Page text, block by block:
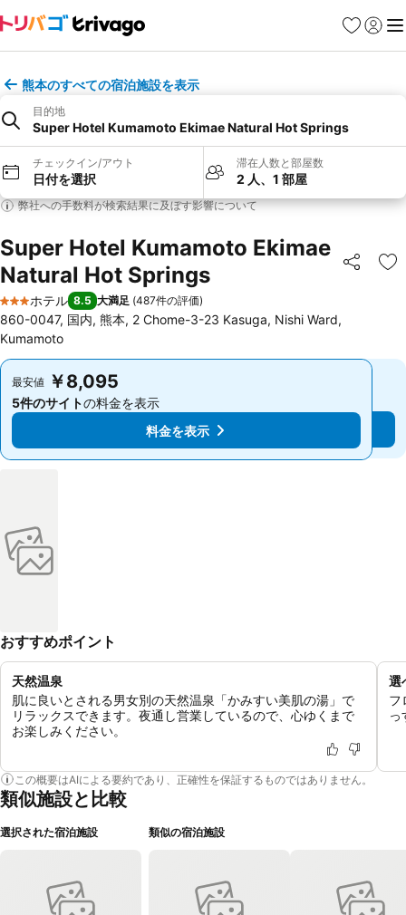
お気に入り
ログイ
メ
熊本のすべての宿泊施設を表示
目的地
Super Hotel Kumamoto Ekimae Natural Hot Springs
チェックイン/アウト
日付を選択
滞在人数と部屋数
2 人、1 部屋
弊社への手数料が検索結果に及ぼす影響について
Super Hotel Kumamoto Ekimae
Natural Hot Springs
シェア お
3 ホテルのランク
ホテル 8.5 大満足 (487件の評価)
860-0047, 国内, 熊本, 2 Chome-3-23 Kasuga, Nishi Ward,
Kumamoto
最安値 ￥8,095
5件のサイトの料金を表示
料金を表示
最安値 ￥8,095
5件のサイトの料金を表示
料金を表示
おすすめポイント
天然温泉
肌に良いとされる男女別の天然温泉「かみすい美肌の湯」で
リラックスできます。夜通し営業しているので、心ゆくまで
お楽しみください。
選
フ
っ
この概要はAIによる要約であり、正確性を保証するものではありません。
類似施設と比較
選択された宿泊施設 類似の宿泊施設